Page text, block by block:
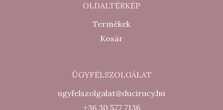
OLDALTÉRKÉP
Termékek
Kosár
ÜGYFÉLSZOLGÁLAT
ugyfelszolgalat@ducirucy.hu
+36 30 577 7136